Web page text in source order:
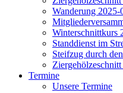
Wanderung 2025-
Winterschnittkurs
Standdienst im
Steifzug durch
Termine
Unsere Termine